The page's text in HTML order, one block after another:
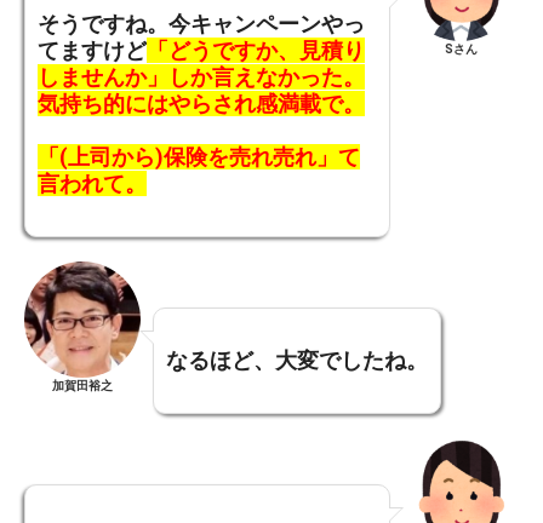
そうですね。 今キャンペーンやっ
てますけど 「どうですか、見積り
しませんか」しか言えなかった。
気持ち的にはやらされ感満載で。
「(上司から)保険を売れ売れ」て
言われて。
Sさん
加賀田裕之
なるほど、大変でしたね。